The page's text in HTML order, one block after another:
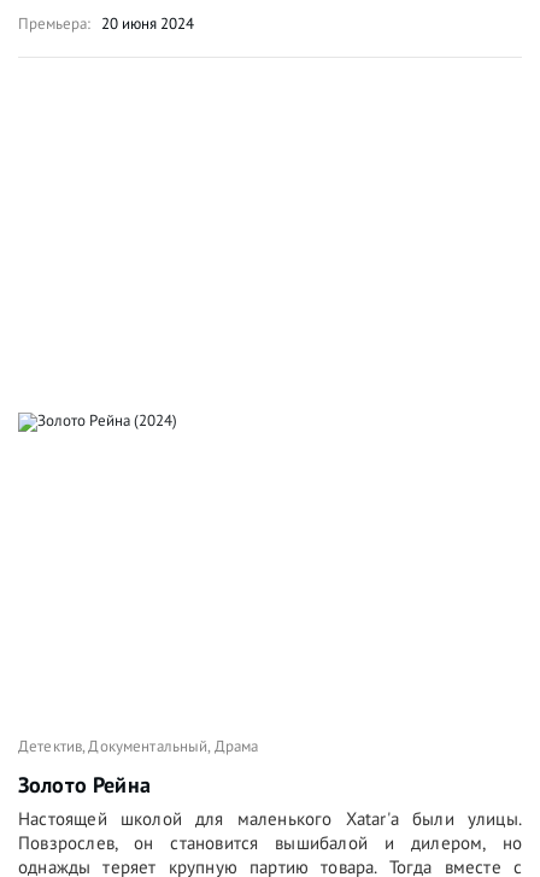
Премьера: 20 июня 2024
Детектив,Документальный,Драма
Золото Рейна
Настоящей школой для маленького Xatar'а были улицы.
Повзрослев, он становится вышибалой и дилером, но
однажды теряет крупную партию товара. Тогда вместе с